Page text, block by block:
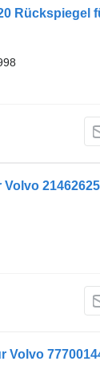
Rückspiegel